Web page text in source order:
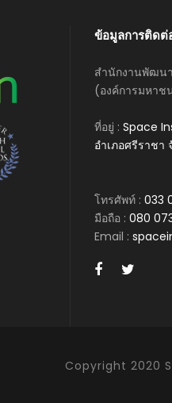
ข้อมูลการติดต่
สำนักงานพัฒน
(องค์การมหาช
ที่อยู่ :Space
อำเภอศรีราชา
โทรศัพท์ :033
มือถือ :080
Email :
Copyright 2020